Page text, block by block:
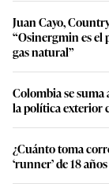
Juan Cayo,
“Osinergmin es el
gas natural”
Colombia se
la política exterior
¿Cuánto toma
‘runner’ de 18